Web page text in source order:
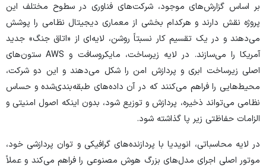
بر اساس گزارش‌های موجود، شرکت‌های فناوری در سطوح مختلف این
پروژه نقش دارند و هرکدام بخشی از معماری دیجیتال نظامی را پوشش
می‌دهند و در یک تقسیم کار نسبتاً روشن، لایه‌ای از «اتاق جنگ» جدید
آمریکا را می‌سازند. در لایه زیرساخت، مایکروسافت و AWS ستون‌های
اصلی زیرساخت ابری و پردازش امن را شکل می‌دهند و این دو شرکت،
محیط‌هایی را فراهم می‌کنند که در آن داده‌های طبقه‌بندی‌شده و حساس
نظامی می‌تواند ذخیره، پردازش و توزیع شود، بدون اینکه اصول امنیتی و
الزامات حفاظتی زیر پا گذاشته شود.
در لایه محاسباتی، انویدیا با پردازنده‌های گرافیکی و توان پردازشی خود،
موتور اصلی اجرای مدل‌های بزرگ هوش مصنوعی را فراهم می‌کند و عملاً